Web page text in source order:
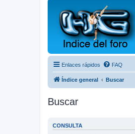
Enlaces rápidos FAQ
Índice general Buscar
Buscar
CONSULTA